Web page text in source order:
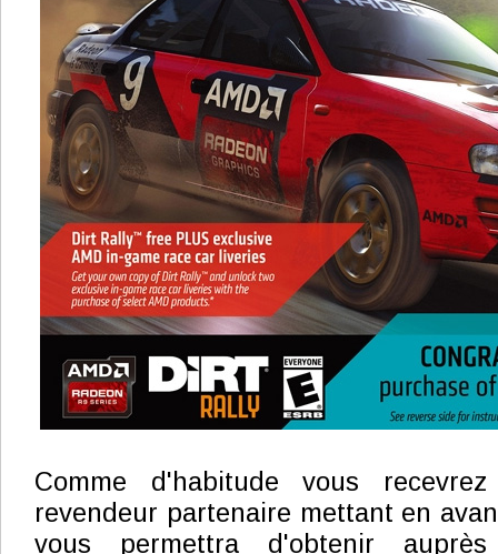
Comme d'habitude vous
revendeur partenaire mettant en
vous permettra d'obtenir